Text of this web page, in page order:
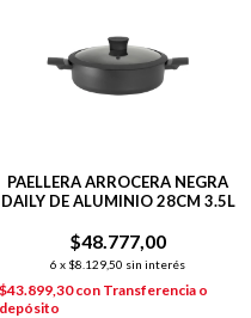
PAELLERA ARROCERA NEGRA
DAILY DE ALUMINIO 28CM 3.5L
$48.777,00
6 x $8.129,50 sin interés
$43.899,30con Transferencia o
depósito